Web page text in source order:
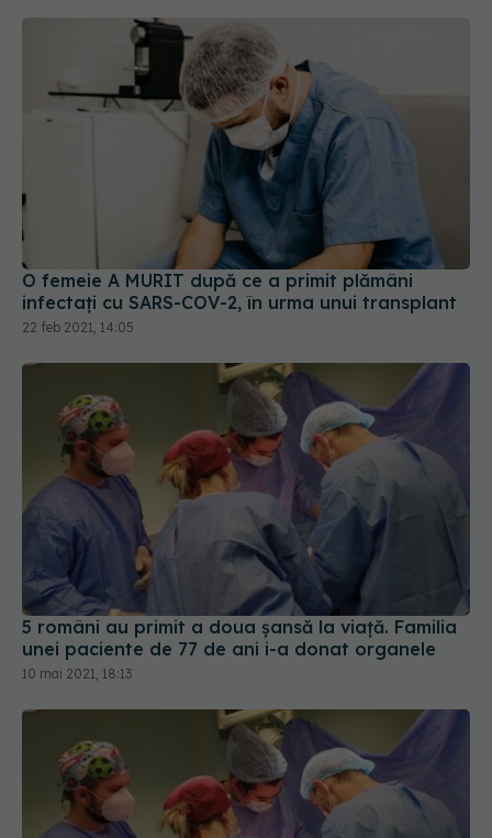
O femeie A MURIT după ce a primit plămâni
infectați cu SARS-COV-2, în urma unui transplant
22 feb 2021, 14:05
5 români au primit a doua șansă la viață. Familia
unei paciente de 77 de ani i-a donat organele
10 mai 2021, 18:13